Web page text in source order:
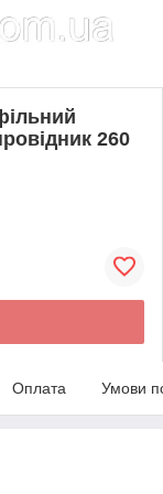
260
Оплата Умови